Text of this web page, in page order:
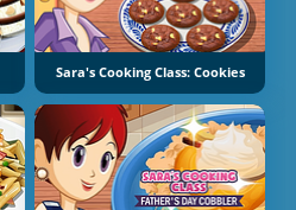
Sara's Cooking Class: Cookies